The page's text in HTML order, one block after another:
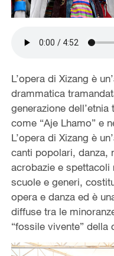
L’opera di Xizang è
drammatica
generazione dell’etnia
come “Aje Lhamo” e
L’opera di Xizang è
canti popolari, danza,
acrobazie e
scuole e generi,
opera e danza ed è
diffuse tra le
“fossile vivente” della